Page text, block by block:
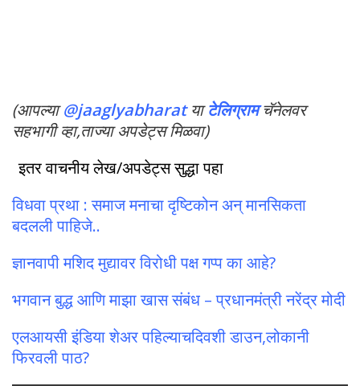
(आपल्या@jaaglyabharat याटेलिग्राम चॅनेलवर
सहभागी व्हा,ताज्या अपडेट्स मिळवा)
इतर वाचनीय लेख/अपडेट्स सुद्धा पहा
विधवा प्रथा : समाज मनाचा दृष्टिकोन अन् मानसिकता
बदलली पाहिजे..
ज्ञानवापी मशिद मुद्यावर विरोधी पक्ष गप्प का आहे?
भगवान बुद्ध आणि माझा खास संबंध – प्रधानमंत्री नरेंद्र मोदी
एलआयसी इंडिया शेअर पहिल्याचदिवशी डाउन,लोकानी
फिरवली पाठ?